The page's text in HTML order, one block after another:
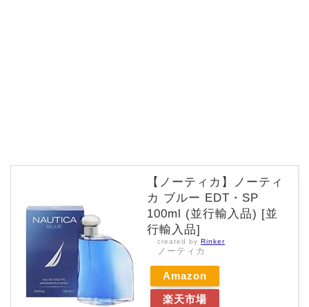
【ノーティカ】ノーティ
カ ブルー EDT・SP
100ml (並行輸入品) [並
行輸入品]
created by Rinker
ノーティカ
Amazon
楽天市場